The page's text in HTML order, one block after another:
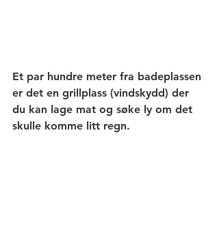
Et par hundre meter fra badeplassen
er det en grillplass (vindskydd) der
du kan lage mat og søke ly om det
skulle komme litt regn.